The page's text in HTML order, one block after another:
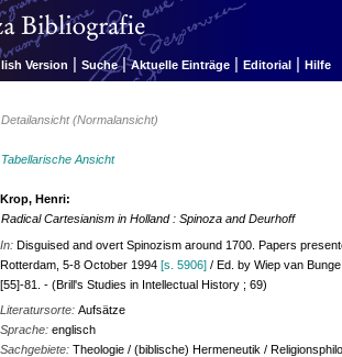
Version | Suche | Aktuelle Einträge | Editorial | Hilfe
Detailansicht (Normalansicht)
Tabellarische Ansicht
Krop, Henri:
Radical Cartesianism in Holland : Spinoza and Deurhoff
In:Disguised and overt Spinozism around 1700. Papers
Rotterdam, 5-8 October 1994[s. 5906] / Ed. by Wiep van
[55]-81. - (Brill's Studies in Intellectual History ; 69)
Literatursorte:Aufsätze
Sprache:englisch
Sachgebiete:Theologie / (biblische) Hermeneutik /